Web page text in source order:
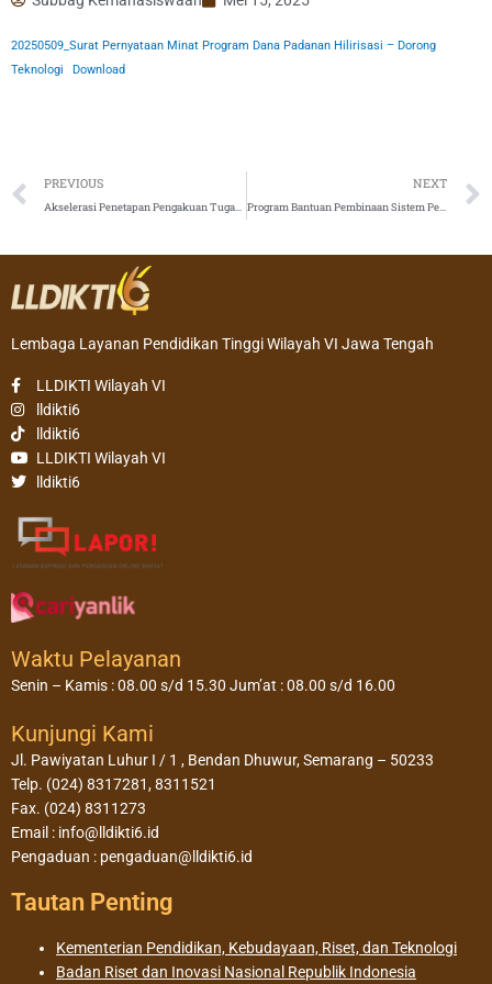
20250509_Surat Pernyataan Minat Program Dana Padanan Hilirisasi – Dorong
Teknologi
Download
Prev
PREVIOUS
Akselerasi Penetapan Pengakuan Tugas Belajar
NEXT
Program Bantuan Pembinaan Sistem Penjaminan Mutu Internal (SPMI) di Perguruan Tinggi Tahun 2025
Lembaga Layanan Pendidikan Tinggi Wilayah VI Jawa Tengah
LLDIKTI Wilayah VI
lldikti6
lldikti6
LLDIKTI Wilayah VI
lldikti6
Waktu Pelayanan
Senin – Kamis : 08.00 s/d 15.30 Jum’at : 08.00 s/d 16.00
Kunjungi Kami
Jl. Pawiyatan Luhur I / 1 , Bendan Dhuwur, Semarang – 50233
Telp. (024) 8317281, 8311521
Fax. (024) 8311273
Email : info@lldikti6.id
Pengaduan : pengaduan@lldikti6.id
Tautan Penting
Kementerian Pendidikan, Kebudayaan, Riset, dan Teknologi
Badan Riset dan Inovasi Nasional Republik Indonesia